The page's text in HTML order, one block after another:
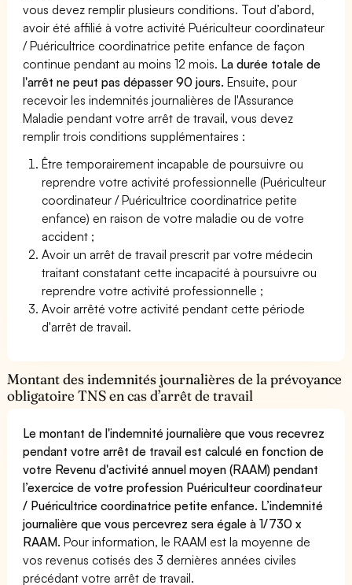
vous devez remplir plusieurs conditions. Tout d’abord,
avoir été affilié à votre activité Puériculteur coordinateur
/ Puéricultrice coordinatrice petite enfance de façon
continue pendant au moins 12 mois. La durée totale de
l'arrêt ne peut pas dépasser 90 jours. Ensuite, pour
recevoir les indemnités journalières de l'Assurance
Maladie pendant votre arrêt de travail, vous devez
remplir trois conditions supplémentaires :
Être temporairement incapable de poursuivre ou
reprendre votre activité professionnelle (Puériculteur
coordinateur / Puéricultrice coordinatrice petite
enfance) en raison de votre maladie ou de votre
accident ;
Avoir un arrêt de travail prescrit par votre médecin
traitant constatant cette incapacité à poursuivre ou
reprendre votre activité professionnelle ;
Avoir arrêté votre activité pendant cette période
d'arrêt de travail.
Montant des indemnités journalières de la prévoyance
obligatoire TNS en cas d’arrêt de travail
Le montant de l'indemnité journalière que vous recevrez
pendant votre arrêt de travail est calculé en fonction de
votre Revenu d'activité annuel moyen (RAAM) pendant
l’exercice de votre profession Puériculteur coordinateur
/ Puéricultrice coordinatrice petite enfance. L’indemnité
journalière que vous percevrez sera égale à 1/730 x
RAAM. Pour information, le RAAM est la moyenne de
vos revenus cotisés des 3 dernières années civiles
précédant votre arrêt de travail.